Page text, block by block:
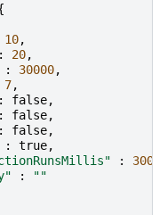
10,
: 20,
: 30000,
7,
: false,
: false,
: false,
: true,
:
30000
:
""